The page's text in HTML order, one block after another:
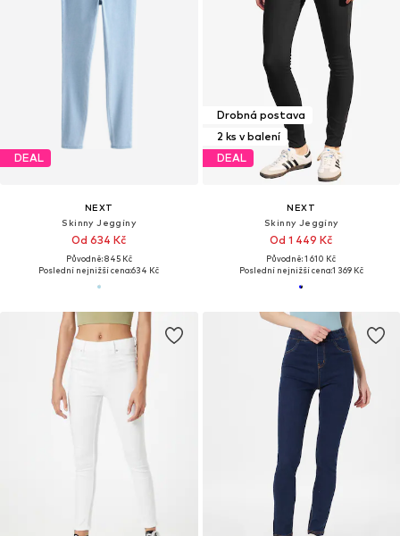
DEAL
NEXT
Skinny Jeggíny
Od 634 Kč
Původně: 845 Kč
Poslední nejnižší cena:634 Kč
Drobná postava
2 ks v balení
DEAL
NEXT
Skinny Jeggíny
Od 1 449 Kč
Původně: 1 610 Kč
Poslední nejnižší cena:1 369 Kč